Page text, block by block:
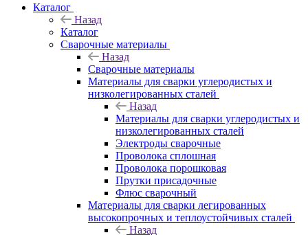
Каталог
Назад
Каталог
Сварочные материалы
Назад
Сварочные материалы
Материалы для сварки углеродистых и
низколегированных сталей
Назад
Материалы для сварки углеродистых и
низколегированных сталей
Электроды сварочные
Проволока сплошная
Проволока порошковая
Прутки присадочные
Флюс сварочный
Материалы для сварки легированных
высокопрочных и теплоустойчивых сталей
Назад